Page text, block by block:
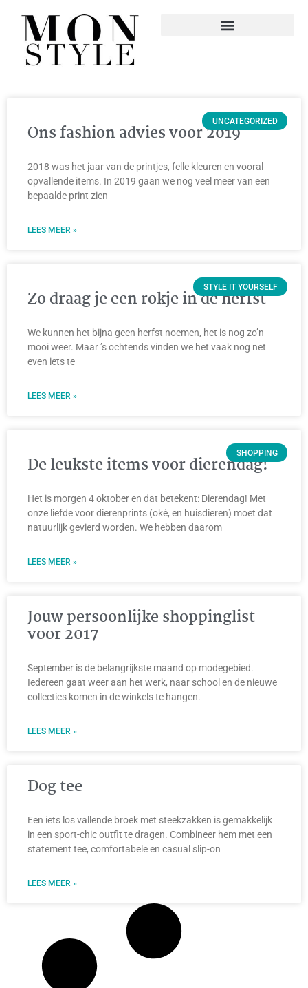
UNCATEGORIZED
Ons fashion advies voor 2019
2018 was het jaar van de printjes, felle kleuren en vooral
opvallende items. In 2019 gaan we nog veel meer van een
bepaalde print zien
LEES MEER »
STYLE IT YOURSELF
Zo draag je een rokje in de herfst
We kunnen het bijna geen herfst noemen, het is nog zo’n
mooi weer. Maar ’s ochtends vinden we het vaak nog net
even iets te
LEES MEER »
SHOPPING
De leukste items voor dierendag!
Het is morgen 4 oktober en dat betekent: Dierendag! Met
onze liefde voor dierenprints (oké, en huisdieren) moet dat
natuurlijk gevierd worden. We hebben daarom
LEES MEER »
Jouw persoonlijke shoppinglist
voor 2017
September is de belangrijkste maand op modegebied.
Iedereen gaat weer aan het werk, naar school en de nieuwe
collecties komen in de winkels te hangen.
LEES MEER »
Dog tee
Een iets los vallende broek met steekzakken is gemakkelijk
in een sport-chic outfit te dragen. Combineer hem met een
statement tee, comfortabele en casual slip-on
LEES MEER »